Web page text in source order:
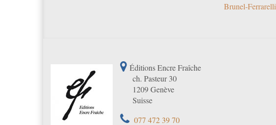
Brunel-Ferrarelli
Éditions Encre Fraîche
ch. Pasteur 30
1209 Genève
Suisse
077 472 39 70